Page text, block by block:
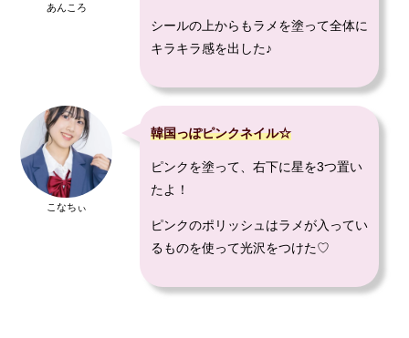
あんころ
シールの上からもラメを塗って全体に
キラキラ感を出した♪
こなちぃ
韓国っぽピンクネイル☆
ピンクを塗って、右下に星を3つ置い
たよ！
ピンクのポリッシュはラメが入ってい
るものを使って光沢をつけた♡